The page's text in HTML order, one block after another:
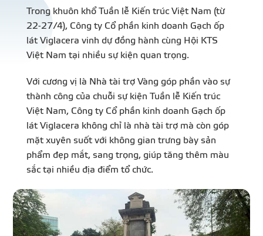
KÊNH PHÂN
TIN SỰ KIỆN
TIN CHUYÊN MÔN
LIÊN HỆ - TƯ
Trong khuôn khổ Tuần lễ Kiến trúc Việt Nam (từ
22-27/4), Công ty Cổ phần kinh doanh Gạch ốp
lát Viglacera vinh dự đồng hành cùng Hội KTS
Việt Nam tại nhiều sự kiện quan trọng.
Với cương vị là Nhà tài trợ Vàng góp phần vào sự
thành công của chuỗi sự kiện Tuần lễ Kiến trúc
Việt Nam, Công ty Cổ phần kinh doanh Gạch ốp
lát Viglacera không chỉ là nhà tài trợ mà còn góp
mặt xuyên suốt với không gian trưng bày sản
phẩm đẹp mắt, sang trọng, giúp tăng thêm màu
sắc tại nhiều địa điểm tổ chức.